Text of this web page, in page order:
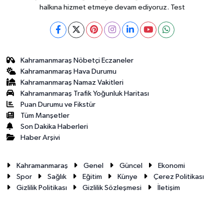
halkına hizmet etmeye devam ediyoruz. Test
Kahramanmaraş Nöbetçi Eczaneler
Kahramanmaraş Hava Durumu
Kahramanmaraş Namaz Vakitleri
Kahramanmaraş Trafik Yoğunluk Haritası
Puan Durumu ve Fikstür
Tüm Manşetler
Son Dakika Haberleri
Haber Arşivi
Kahramanmaraş Genel Güncel
Ekonomi
Spor
Sağlık Eğitim Künye
Çerez Politikası
Gizlilik Politikası
Gizlilik Sözleşmesi İletişim